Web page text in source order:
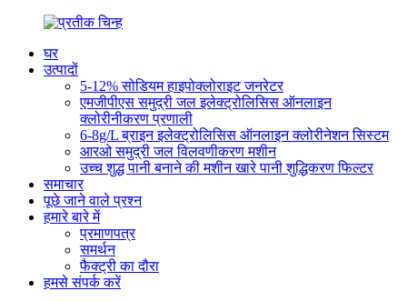
घर
उत्पादों
5-12% सोडियम हाइपोक्लोराइट जनरेटर
एमजीपीएस समुद्री जल इलेक्ट्रोलिसिस ऑनलाइन
क्लोरीनीकरण प्रणाली
6-8g/L ब्राइन इलेक्ट्रोलिसिस ऑनलाइन क्लोरीनेशन सिस्टम
आरओ समुद्री जल विलवणीकरण मशीन
उच्च शुद्ध पानी बनाने की मशीन खारे पानी शुद्धिकरण फिल्टर
समाचार
पूछे जाने वाले प्रश्न
हमारे बारे में
प्रमाणपत्र
समर्थन
फैक्ट्री का दौरा
हमसे संपर्क करें